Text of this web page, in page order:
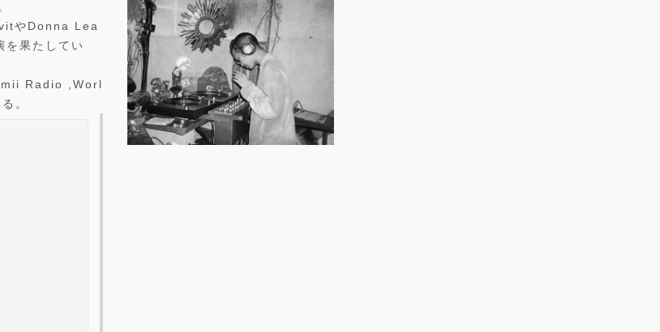
やDonna Lea
を果たしてい
Radio ,Worl
。